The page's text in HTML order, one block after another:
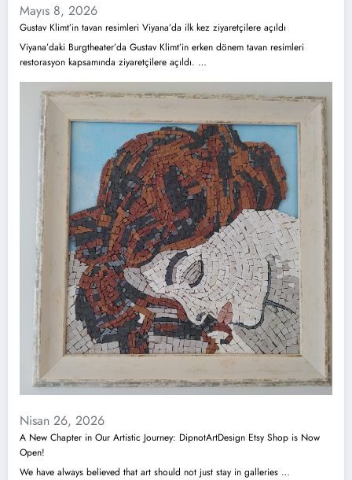
Mayıs 8, 2026
Gustav Klimt’in tavan resimleri Viyana’da ilk kez ziyaretçilere açıldı
Viyana’daki Burgtheater’da Gustav Klimt’in erken dönem tavan resimleri
restorasyon kapsamında ziyaretçilere açıldı. …
Nisan 26, 2026
A New Chapter in Our Artistic Journey: DipnotArtDesign Etsy Shop is Now
Open!
We have always believed that art should not just stay in galleries …